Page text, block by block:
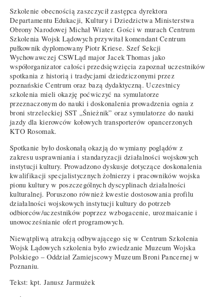
Szkolenie obecnością zaszczycił zastępca dyrektora
Departamentu Edukacji, Kultury i Dziedzictwa Ministerstwa
Obrony Narodowej Michał Wiater. Gości w murach Centrum
Szkolenia Wojsk Lądowych przywitał komendant Centrum
pułkownik dyplomowany Piotr Kriese. Szef Sekcji
Wychowawczej CSWLąd major Jacek Thomas jako
współorganizator całości przedsięwzięcia zapoznał uczestników
spotkania z historią i tradycjami dziedziczonymi przez
poznańskie Centrum oraz bazą dydaktyczną. Uczestnicy
szkolenia mieli okazję poćwiczyć na symulatorze
przeznaczonym do nauki i doskonalenia prowadzenia ognia z
broni strzeleckiej SST „Śnieżnik” oraz symulatorze do nauki
jazdy dla kierowców kołowych transporterów opancerzonych
KTO Rosomak.
Spotkanie było doskonałą okazją do wymiany poglądów z
zakresu usprawniania i standaryzacji działalności wojskowych
instytucji kultury. Prowadzono dyskusje dotyczące doskonalenia
kwalifikacji specjalistycznych żołnierzy i pracowników wojska
pionu kultury w poszczególnych dyscyplinach działalności
kulturalnej. Poruszono również kwestie dostosowania profilu
działalności wojskowych instytucji kultury do potrzeb
odbiorców/uczestników poprzez wzbogacenie, urozmaicanie i
unowocześnianie ofert programowych.
Niewątpliwą atrakcją odbywającego się w Centrum Szkolenia
Wojsk Lądowych szkolenia było zwiedzanie Muzeum Wojska
Polskiego – Oddział Zamiejscowy Muzeum Broni Pancernej w
Poznaniu.
Tekst: kpt. Janusz Jarmużek